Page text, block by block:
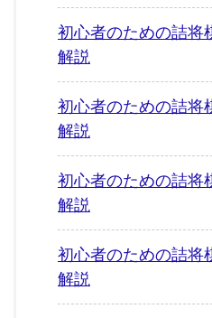
初心者のための詰
解説
初心者のための詰
解説
初心者のための詰
解説
初心者のための詰
解説